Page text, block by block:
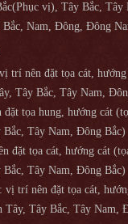
vị), Tây Bắc, Tây
Bắc, Nam, Đông, Đông
trí nên đặt tọa cát, hướng
Tây Bắc, Tây Nam,
tọa hung, hướng cát
Bắc, Tây Nam, Đông Bắc)
đặt tọa cát, hướng cát
Bắc, Tây Nam, Đông Bắc)
vị trí nên đặt tọa cát,
Tây, Tây Bắc, Tây Nam,